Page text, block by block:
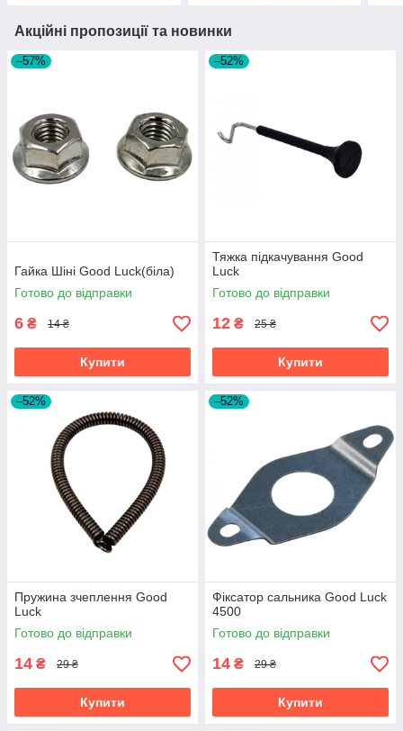
Акційні пропозиції та новинки
–57%
Гайка Шіні Good Luck(біла)
Готово до відправки
6 ₴ 14 ₴
Купити
–52%
Тяжка підкачування Good
Luck
Готово до відправки
12 ₴ 25 ₴
Купити
–52%
Пружина зчеплення Good
Luck
Готово до відправки
14 ₴ 29 ₴
Купити
–52%
Фіксатор сальника Good Luck
4500
Готово до відправки
14 ₴ 29 ₴
Купити